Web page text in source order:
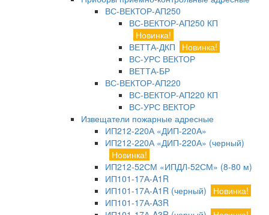
ВС-ВЕКТОР-АП250
ВС-ВЕКТОР-АП250 КП
Новинка!
ВЕТТА-ДКП
Новинка!
ВС-УРС ВЕКТОР
ВЕТТА-БР
ВС-ВЕКТОР-АП220
ВС-ВЕКТОР-АП220 КП
ВС-УРС ВЕКТОР
Извещатели пожарные адресные
ИП212-220А «ДИП-220А»
ИП212-220А «ДИП-220А» (черный)
Новинка!
ИП212-52СМ «ИПДЛ-52СМ» (8-80 м)
ИП101-17А-A1R
ИП101-17А-A1R (черный)
Новинка!
ИП101-17А-A3R